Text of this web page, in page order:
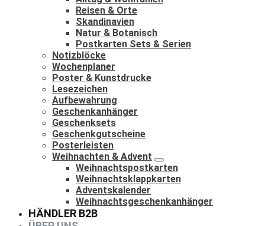
Reisen & Orte
Skandinavien
Natur & Botanisch
Postkarten Sets & Serien
Notizblöcke
Wochenplaner
Poster & Kunstdrucke
Lesezeichen
Aufbewahrung
Geschenkanhänger
Geschenksets
Geschenkgutscheine
Posterleisten
Weihnachten & Advent
Weihnachtspostkarten
Weihnachtsklappkarten
Adventskalender
Weihnachtsgeschenkanhänger
HÄNDLER B2B